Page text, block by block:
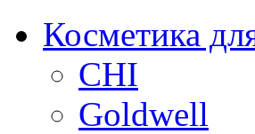
Косметика
CHI
Goldwell